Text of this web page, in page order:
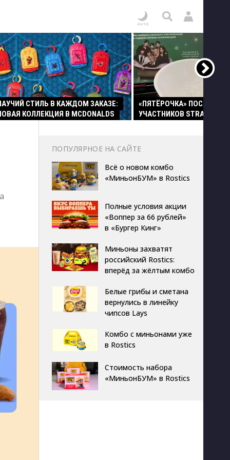
СТИЛЬ В КАЖДОМ ЗАКАЗЕ:
КОЛЛЕКЦИЯ В MCDONALDS
«ПЯТЁРОЧКА» ПОСАДИЛА
УЧАСТНИКОВ STRAY KIDS
ПОПУЛЯРНОЕ НА САЙТЕ
Всё о новом комбо
«МиньонБУМ» в Rostics
Полные условия акции
«Воппер за 66 рублей»
в «Бургер Кинг»
Миньоны захватят
российский Rostics:
вперёд за жёлтым комбо
Белые грибы и сметана
вернулись в линейку
чипсов Lays
Комбо с миньонами уже
в Rostics
Стоимость набора
«МиньонБУМ» в Rostics